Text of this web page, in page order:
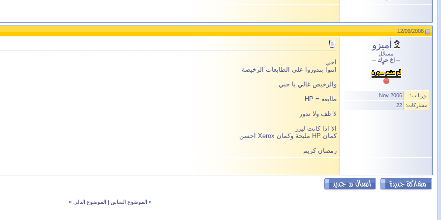
12/09/2008
أميزو
مسجّل
-- اخ حرٍك --
نورنا ب:
Nov 2006
مشاركات:
22
اخي
انتوا بتدوروا على الطابعات الرخيصة
والرخيص غالي يا حبي
طابعة = HP
لا تلف ولا تدور
الا اذا كانت ليزر
كمان HP مليحة وكمان Xerox احسن
رمضان كريم
« الموضوع السابق | الموضوع التالي »